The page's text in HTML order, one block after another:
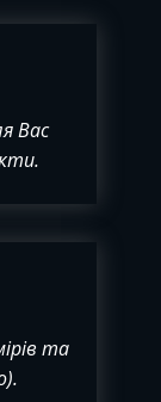
Вас
та